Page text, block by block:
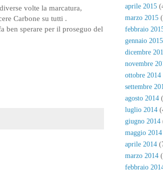
volte la marcatura,
Carbone su tutti .
ben sperare per il proseguo del
aprile 2015
marzo 2015
febbraio
gennaio 2015
dicembre
novembre
ottobre 2014
settembre
agosto 2014
luglio 2014
giugno 2014
maggio 2014
aprile 2014
marzo 2014
febbraio